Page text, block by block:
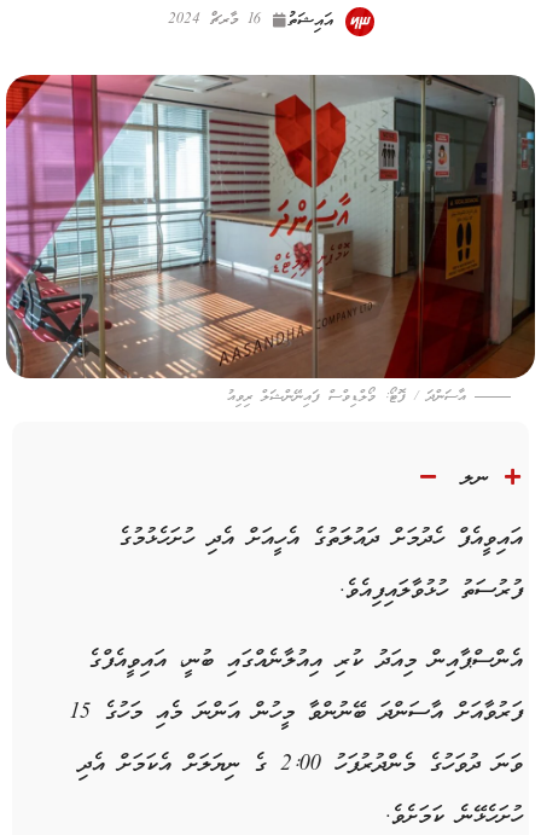
އައިޝަތު 16 މާރޗް 2024
އާސަންދަ / ފޮޓޯ: މޯލްޑިވްސް ފައިނޭންޝަލް ރިވިއު
ނލ
އައިވީއެފް ހެދުމަށް ދައުލަތުގެ އެހީއަށް އެދި ހުށަހެޅުމުގެ
ފުރުސަތު ހުޅުވާލައިފިއެވެ.
އެންސްޕާއިން މިއަދު ކުރި އިއުލާނެއްގައި ބުނީ، އައިވީއެފްގެ
ފަރުވާއަށް އާސަންދަ ބޭނުންވާ މީހުން އަންނަ މެއި މަހުގެ 15
ވަނަ ދުވަހުގެ މެންދުރުފަހު 2:00 ގެ ނިޔަލަށް އެކަމަށް އެދި
ހުށަހެޅޭނެ ކަމަށެވެ.